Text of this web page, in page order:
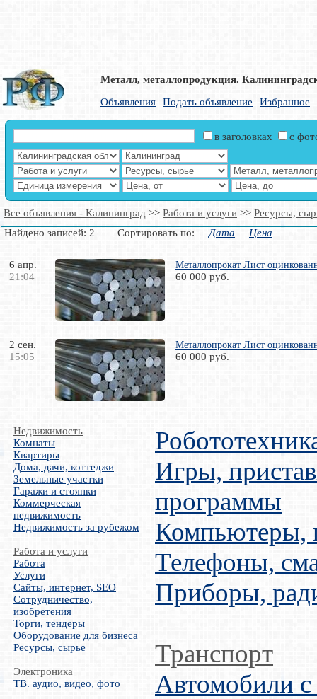
Металл, металлопродукция.
Объявления
Подать объявление Избранное
в заголовках с
Все объявления - Калининград >> Работа и услуги >> Ресурсы,
Найдено записей: 2 Сортировать по: Дата Цена
6 апр.
21:04
Металлопрокат Лист
60 000 руб.
2 сен.
15:05
Металлопрокат Лист
60 000 руб.
Недвижимость
Комнаты
Квартиры
Дома, дачи, коттеджи
Земельные участки
Гаражи и стоянки
Коммерческая
недвижимость
Недвижимость за рубежом
Работа и услуги
Работа
Услуги
Сайты, интернет, SEO
Сотрудничество,
изобретения
Торги, тендеры
Оборудование для бизнеса
Ресурсы, сырье
Электроника
ТВ. аудио, видео, фото
Игры,
программы
Компьютеры,
Телефоны,
Приборы,
Транспорт
Автомобили с